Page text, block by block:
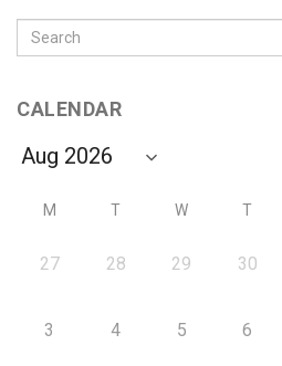
CALENDAR
M T W T
27 28 29 30
3 4 5 6